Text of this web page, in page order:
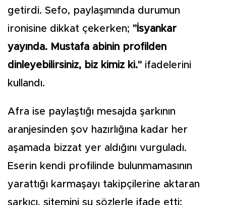
getirdi. Sefo, paylaşımında durumun
ironisine dikkat çekerken; "İsyankar
yayında. Mustafa abinin profilden
dinleyebilirsiniz, biz kimiz ki." ifadelerini
kullandı.
Afra ise paylaştığı mesajda şarkının
aranjesinden şov hazırlığına kadar her
aşamada bizzat yer aldığını vurguladı.
Eserin kendi profilinde bulunmamasının
yarattığı karmaşayı takipçilerine aktaran
şarkıcı, sitemini şu sözlerle ifade etti: